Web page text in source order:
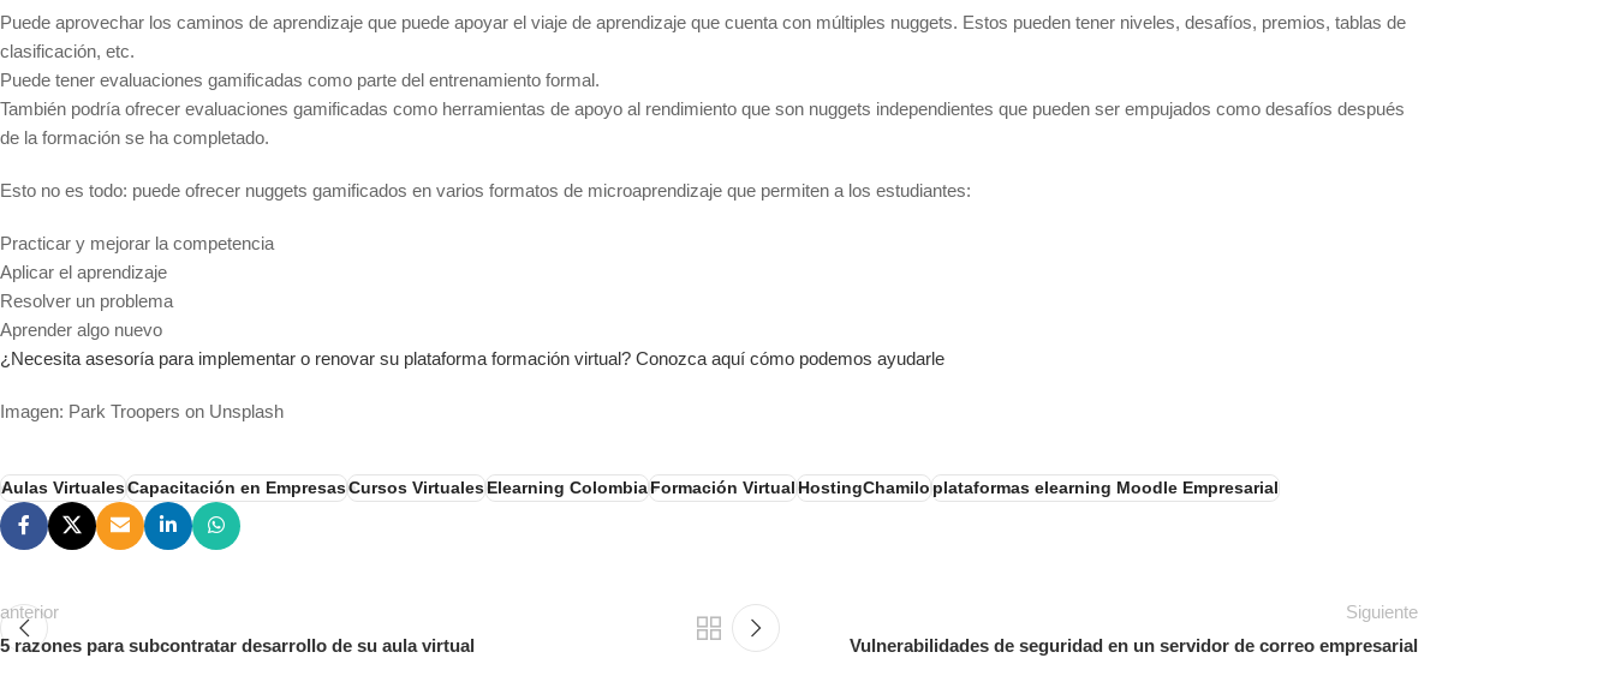
Puede aprovechar los caminos de aprendizaje que puede apoyar el viaje de aprendizaje que cuenta con múltiples nuggets. Estos pueden tener niveles, desafíos, premios, tablas de
clasificación, etc.
Puede tener evaluaciones gamificadas como parte del entrenamiento formal.
También podría ofrecer evaluaciones gamificadas como herramientas de apoyo al rendimiento que son nuggets independientes que pueden ser empujados como desafíos después
de la formación se ha completado.
Esto no es todo: puede ofrecer nuggets gamificados en varios formatos de microaprendizaje que permiten a los estudiantes:
Practicar y mejorar la competencia
Aplicar el aprendizaje
Resolver un problema
Aprender algo nuevo
¿Necesita asesoría para implementar o renovar su plataforma formación virtual? Conozca aquí cómo podemos ayudarle
Imagen: Park Troopers on Unsplash
Aulas VirtualesCapacitación en EmpresasCursos VirtualesElearning ColombiaFormación Virtual HostingChamilo plataformas elearning Moodle Empresarial
anterior
5 razones para subcontratar desarrollo de su aula virtual
Siguiente
Vulnerabilidades de seguridad en un servidor de correo empresarial